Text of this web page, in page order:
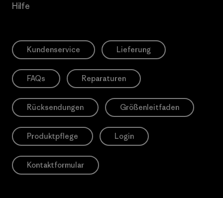
Hilfe
Kundenservice Lieferung
FAQs Reparaturen
Rücksendungen Größenleitfaden
Produktpflege Login
Kontaktformular